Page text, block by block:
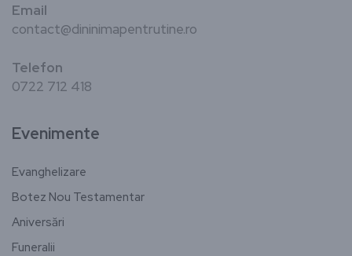
Email
contact@dininimapentrutine.ro
Telefon
0722 712 418
Evenimente
Evanghelizare
Botez Nou Testamentar
Aniversări
Funeralii